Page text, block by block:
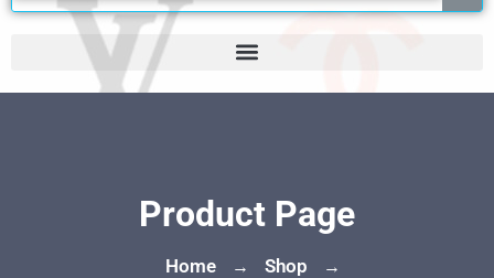
Product Page
Home → Shop →